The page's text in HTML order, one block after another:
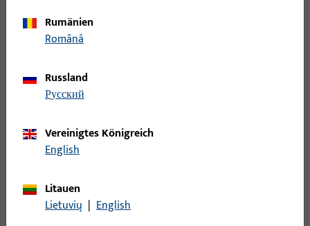
PDF (1MB)
Leistungserklärung EN 14846 SECURY 21 mit A-Öffner
PDF (1MB)
GU EU-Konformitätserklärung SECURY A-Öffner
Rumänien
Română
Russland
русский
Vereinigtes Königreich
English
Litauen
Lietuvių | English